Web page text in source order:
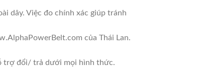
dây. Việc đo chính xác giúp tránh
của Thái Lan.
trợ đổi/ trả dưới mọi hình thức.